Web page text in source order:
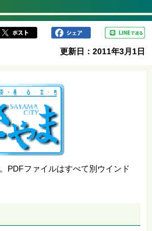
更新日：2011年3月1日
PDFファイルはすべて別ウインド